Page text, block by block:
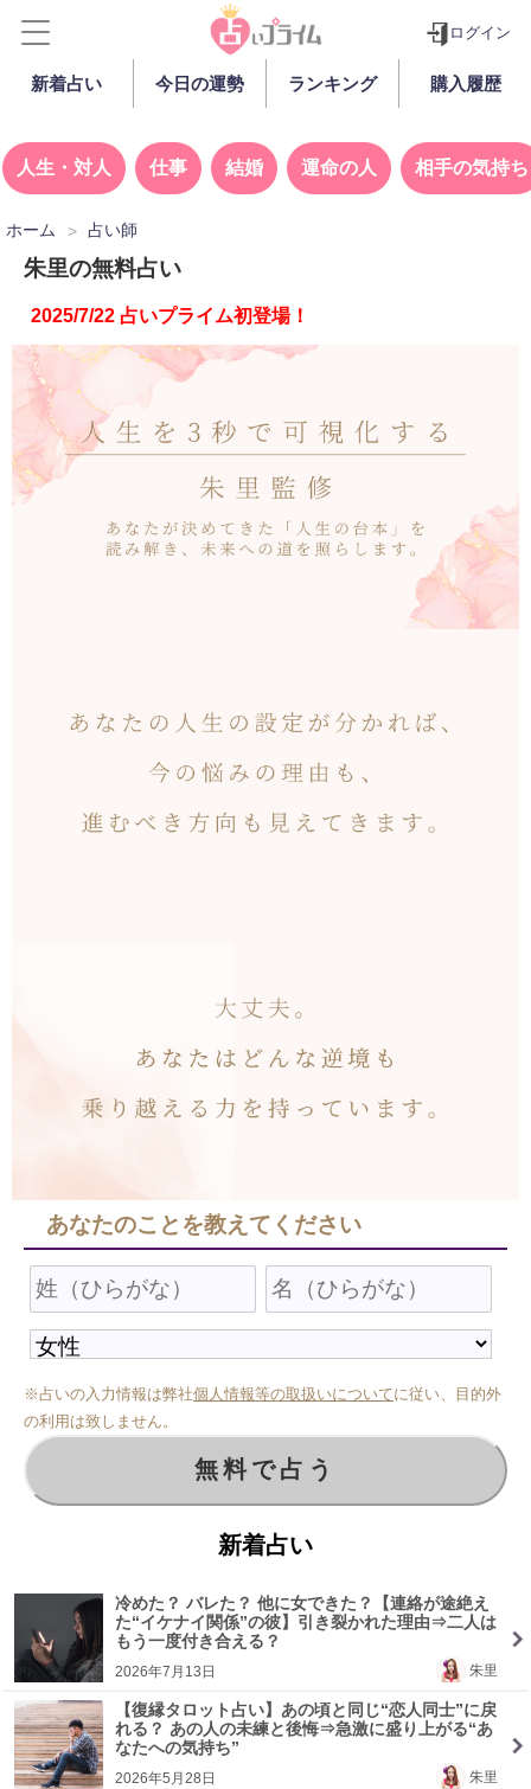
ログイン
新着占い 今日の運勢 ランキング 購入履歴
人生・対人 仕事 結婚 運命の人 相手の気持ち
ホーム 占い師
朱里の無料占い
2025/7/22 占いプライム初登場！
あなたのことを教えてください
※占いの入力情報は弊社個人情報等の取扱いについてに従い、目的外
の利用は致しません。
新着占い
冷めた？ バレた？ 他に女できた？【連絡が途絶え
た“イケナイ関係”の彼】引き裂かれた理由⇒二人は
もう一度付き合える？
朱里
2026年7月13日
【復縁タロット占い】あの頃と同じ“恋人同士”に戻
れる？ あの人の未練と後悔⇒急激に盛り上がる“あ
なたへの気持ち”
朱里
2026年5月28日